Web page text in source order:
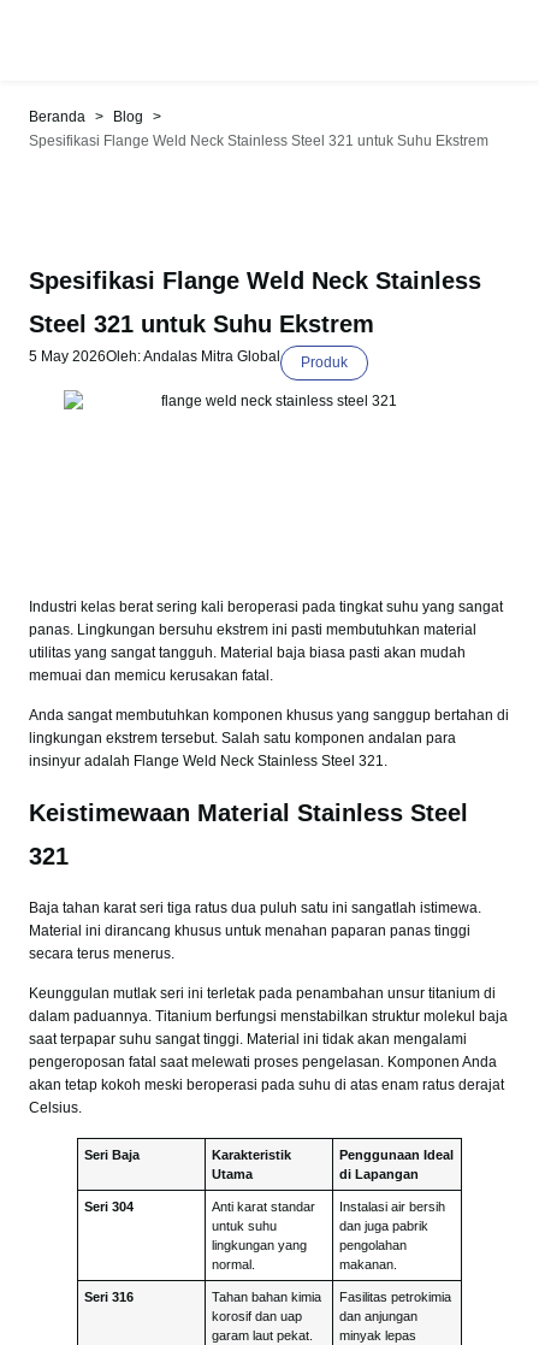
Beranda > Blog
>
Spesifikasi Flange Weld Neck Stainless Steel 321 untuk Suhu Ekstrem
Spesifikasi Flange Weld Neck Stainless
Steel 321 untuk Suhu Ekstrem
5 May 2026Oleh: Andalas Mitra Global Produk
Industri kelas berat sering kali beroperasi pada tingkat suhu yang sangat
panas. Lingkungan bersuhu ekstrem ini pasti membutuhkan material
utilitas yang sangat tangguh. Material baja biasa pasti akan mudah
memuai dan memicu kerusakan fatal.
Anda sangat membutuhkan komponen khusus yang sanggup bertahan di
lingkungan ekstrem tersebut. Salah satu komponen andalan para
insinyur adalah Flange Weld Neck Stainless Steel 321.
Keistimewaan Material Stainless Steel
321
Baja tahan karat seri tiga ratus dua puluh satu ini sangatlah istimewa.
Material ini dirancang khusus untuk menahan paparan panas tinggi
secara terus menerus.
Keunggulan mutlak seri ini terletak pada penambahan unsur titanium di
dalam paduannya. Titanium berfungsi menstabilkan struktur molekul baja
saat terpapar suhu sangat tinggi. Material ini tidak akan mengalami
pengeroposan fatal saat melewati proses pengelasan. Komponen Anda
akan tetap kokoh meski beroperasi pada suhu di atas enam ratus derajat
Celsius.
Seri Baja
Karakteristik
Utama
Penggunaan Ideal
di Lapangan
Seri 304
Anti karat standar
untuk suhu
lingkungan yang
normal.
Instalasi air bersih
dan juga pabrik
pengolahan
makanan.
Seri 316
Tahan bahan kimia
korosif dan uap
garam laut pekat.
Fasilitas petrokimia
dan anjungan
minyak lepas